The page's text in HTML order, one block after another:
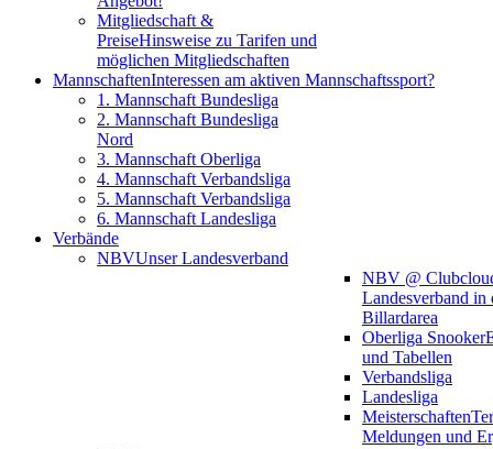
Mitgliedschaft &
PreiseHinsweise zu Tarifen und
möglichen Mitgliedschaften
MannschaftenInteressen am aktiven Mannschaftssport?
1. Mannschaft Bundesliga
2. Mannschaft Bundesliga
Nord
3. Mannschaft Oberliga
4. Mannschaft Verbandsliga
5. Mannschaft Verbandsliga
6. Mannschaft Landesliga
Verbände
NBVUnser Landesverband
NBV @
Landesverband in
Billardarea
Oberliga Snooker
und Tabellen
Verbandsliga
Landesliga
Meisterschaften
Meldungen und